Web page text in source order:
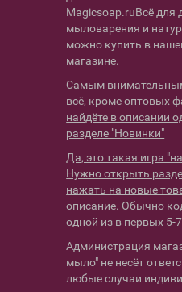
Magicsoap.ruВсё для
мыловарения и
можно купить в
магазине.
Самым
всё, кроме оптовых
найдёте в описании
разделе "Новинки"
Да, это такая игра
Нужно открыть
нажать на новые
описание. Обычно
одной из в первых 5-
Администрация
мыло" не несёт
любые случаи